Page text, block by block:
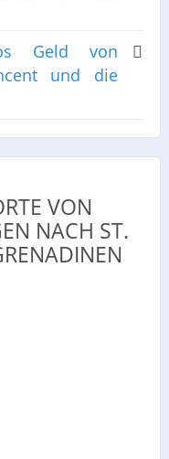
Geld von
und die
VON
NACH ST.